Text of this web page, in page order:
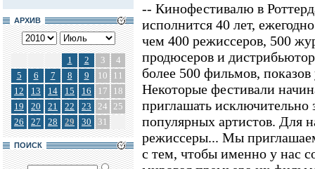
АРХИВ
1 2 3
4
5
6 7 8 9 10
11
12
13 14 15 16 17
18
19
20 21 22 23 24 25
26
27 28 29 30 31
ПОИСК
-- Кинофестивалю в
исполнится 40 лет,
чем 400 режиссеров, 500
продюсеров и
более 500 фильмов,
Некоторые фестивали
приглашать
популярных артистов. Для
режиссеры... Мы
с тем, чтобы именно у нас